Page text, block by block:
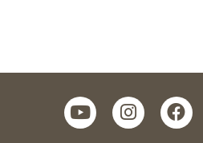
facebook
instagram
youtube